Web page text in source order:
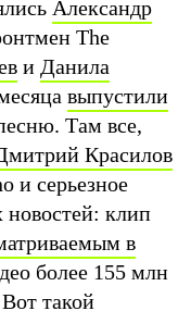
Александр
The
и Данила
выпустили
Там все,
Красилов
и серьезное
клип
в
более 155 млн
такой